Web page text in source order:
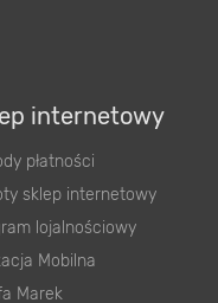
internetowy
płatności
sklep internetowy
lojalnościowy
Mobilna
Marek